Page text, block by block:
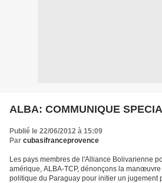
ALBA: COMMUNIQUE
Publié le 22/06/2012 à 15:09
Par cubasifranceprovence
Les pays membres de l'Alliance Bolivarienne
amérique, ALBA-TCP, dénonçons la
politique du Paraguay pour initier un jugement